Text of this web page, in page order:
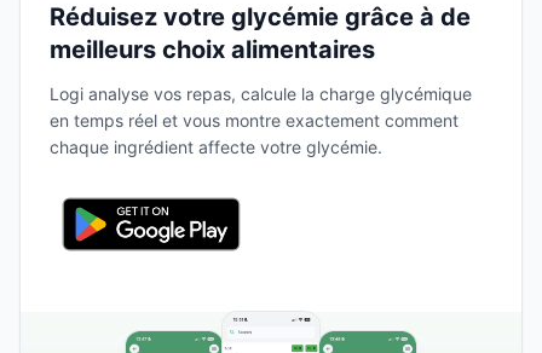
Réduisez votre glycémie grâce à de
meilleurs choix alimentaires
Logi analyse vos repas, calcule la charge glycémique
en temps réel et vous montre exactement comment
chaque ingrédient affecte votre glycémie.